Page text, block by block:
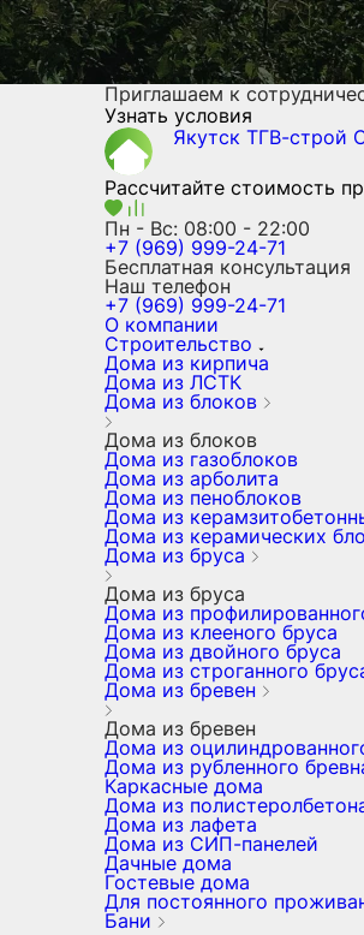
Приглашаем к
Узнать условия
Якутск ТГВ-строй
Рассчитайте стоимость
Пн - Вс: 08:00 - 22:00
+7 (969) 999-24-71
Бесплатная консультация
Наш телефон
+7 (969) 999-24-71
О компании
Строительство
Дома из кирпича
Дома из ЛСТК
Дома из блоков
Дома из блоков
Дома из газоблоков
Дома из арболита
Дома из пеноблоков
Дома из
Дома из керамических
Дома из бруса
Дома из бруса
Дома из
Дома из клееного бруса
Дома из двойного бруса
Дома из строганного
Дома из бревен
Дома из бревен
Дома из
Дома из рубленного
Каркасные дома
Дома из
Дома из лафета
Дома из СИП-панелей
Дачные дома
Гостевые дома
Для постоянного
Бани